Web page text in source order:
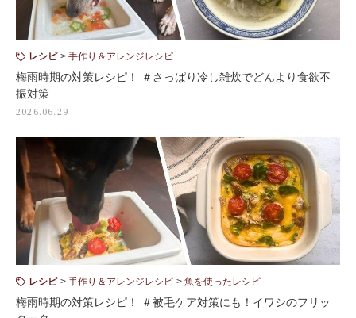
レシピ 手作り＆アレンジレシピ
梅雨時期の対策レシピ！ ＃さっぱり冷し雑炊でどんより食欲不
振対策
2026.06.29
レシピ 手作り＆アレンジレシピ 魚を使ったレシピ
梅雨時期の対策レシピ！ ＃被毛ケア対策にも！イワシのフリッ